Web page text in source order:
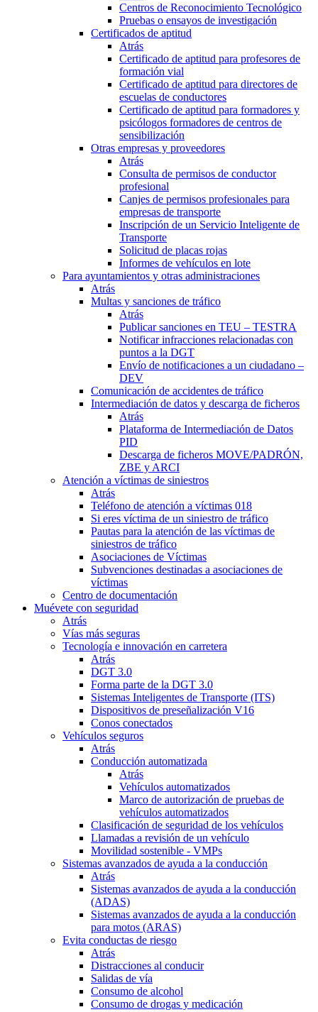
Centros de Reconocimiento Tecnológico
Pruebas o ensayos de investigación
Certificados de aptitud
Atrás
Certificado de aptitud para profesores de
formación vial
Certificado de aptitud para directores de
escuelas de conductores
Certificado de aptitud para formadores y
psicólogos formadores de centros de
sensibilización
Otras empresas y proveedores
Atrás
Consulta de permisos de conductor
profesional
Canjes de permisos profesionales para
empresas de transporte
Inscripción de un Servicio Inteligente de
Transporte
Solicitud de placas rojas
Informes de vehículos en lote
Para ayuntamientos y otras administraciones
Atrás
Multas y sanciones de tráfico
Atrás
Publicar sanciones en TEU – TESTRA
Notificar infracciones relacionadas con
puntos a la DGT
Envío de notificaciones a un ciudadano –
DEV
Comunicación de accidentes de tráfico
Intermediación de datos y descarga de ficheros
Atrás
Plataforma de Intermediación de Datos
PID
Descarga de ficheros MOVE/PADRÓN,
ZBE y ARCI
Atención a víctimas de siniestros
Atrás
Teléfono de atención a víctimas 018
Si eres víctima de un siniestro de tráfico
Pautas para la atención de las víctimas de
siniestros de tráfico
Asociaciones de Víctimas
Subvenciones destinadas a asociaciones de
víctimas
Centro de documentación
Muévete con seguridad
Atrás
Vías más seguras
Tecnología e innovación en carretera
Atrás
DGT 3.0
Forma parte de la DGT 3.0
Sistemas Inteligentes de Transporte (ITS)
Dispositivos de preseñalización V16
Conos conectados
Vehículos seguros
Atrás
Conducción automatizada
Atrás
Vehículos automatizados
Marco de autorización de pruebas de
vehículos automatizados
Clasificación de seguridad de los vehículos
Llamadas a revisión de un vehículo
Movilidad sostenible - VMPs
Sistemas avanzados de ayuda a la conducción
Atrás
Sistemas avanzados de ayuda a la conducción
(ADAS)
Sistemas avanzados de ayuda a la conducción
para motos (ARAS)
Evita conductas de riesgo
Atrás
Distracciones al conducir
Salidas de vía
Consumo de alcohol
Consumo de drogas y medicación